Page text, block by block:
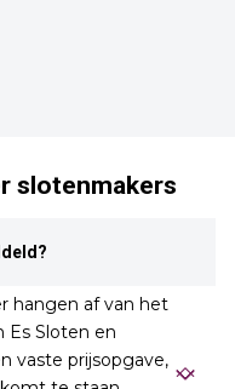
slotenmakers
hangen af van het
Es Sloten en
vaste prijsopgave,